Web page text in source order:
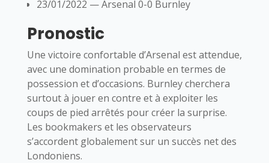
23/01/2022 — Arsenal 0-0 Burnley
Pronostic
Une victoire confortable d’Arsenal est attendue,
avec une domination probable en termes de
possession et d’occasions. Burnley cherchera
surtout à jouer en contre et à exploiter les
coups de pied arrêtés pour créer la surprise.
Les bookmakers et les observateurs
s’accordent globalement sur un succès net des
Londoniens.